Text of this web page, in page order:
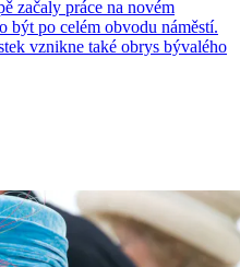
začaly práce na novém
být po celém obvodu náměstí.
vznikne také obrys bývalého